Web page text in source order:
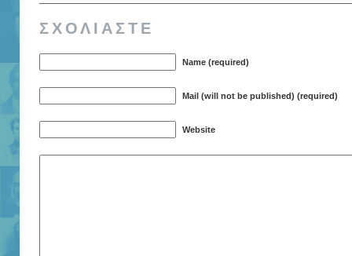
ΣΧΟΛΙΑΣΤΕ
Name (required)
Mail (will not be published) (required)
Website